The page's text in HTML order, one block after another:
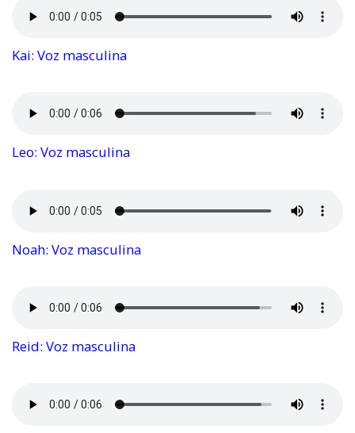
Kai: Voz masculina
Leo: Voz masculina
Noah: Voz masculina
Reid: Voz masculina